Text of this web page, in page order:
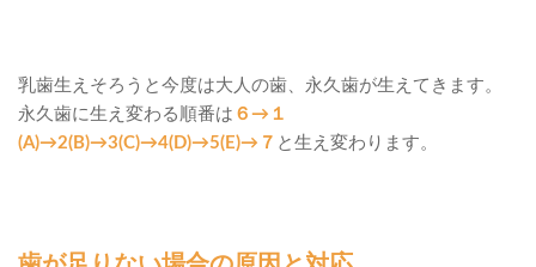
乳歯生えそろうと今度は大人の歯、永久歯が生えてきます。
永久歯に生え変わる順番は ６→１
(A)→2(B)→3(C)→4(D)→5(E)→７ と生え変わります。